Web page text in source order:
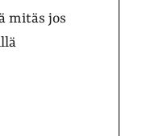
mitäs jos